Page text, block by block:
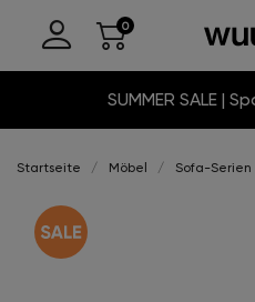
SUMMER SALE |
Startseite Möbel Sofa-Serien